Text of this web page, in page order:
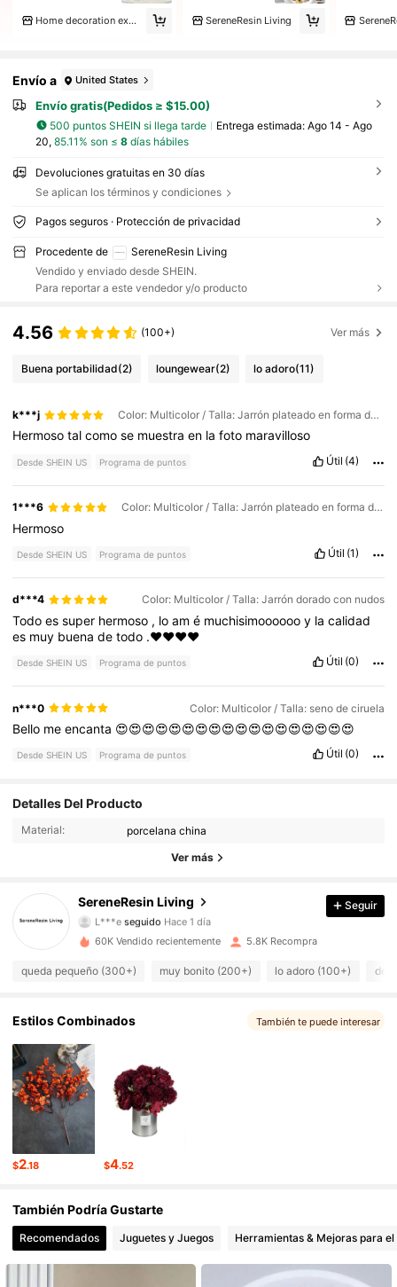
Home decoration experts SereneResin Living
Envío a United States
Envío gratis(Pedidos ≥ $15.00)
500 puntos SHEIN si llega tarde Entrega estimada: Ago 14 - Ago
20, 85.11% son ≤ 8días hábiles
Devoluciones gratuitas en 30 días
Se aplican los términos y condiciones
Pagos seguros · Protección de privacidad
Procedente de
SereneResin Living
Vendido y enviado desde SHEIN.
Para reportar a este vendedor y/o producto
4.56 (100+) Ver más
Buena portabilidad(2) loungewear(2) lo adoro(11)
k***j Color: Multicolor / Talla: Jarrón plateado en forma de O
Hermosotalcomose muestraen lafoto maravilloso
Desde SHEIN US Programa de puntos Útil (4)
1***6 Color: Multicolor / Talla: Jarrón plateado en forma de O
Hermoso
Desde SHEIN US Programa de puntos Útil (1)
d***4 Color: Multicolor / Talla: Jarrón dorado con nudos
Todoessuper hermoso , loamé muchisimooooooy lacalidad
es muy buenadetodo .❤️❤️❤️❤️
Desde SHEIN US Programa de puntos Útil (0)
n***0 Color: Multicolor / Talla: seno de ciruela
Bello meencanta 😍😍😍😍😍😍😍😍😍😍😍😍😍😍😍😍😍😍
Desde SHEIN US Programa de puntos Útil (0)
Detalles Del Producto
Material: porcelana china
Ver más
SereneResin Living
4.43 3.6K Seguidores
3.6K Seguidores
4.43 3.6K Seguidores
4.43 3.6K Seguidores
3.6K Seguidores
4.43 3.6K Seguidores
4.43 3.6K Seguidores
Seguir
60K Vendido recientemente 5.8K Recompra
queda pequeño (300+) muy bonito (200+) lo adoro (100+) de
Estilos Combinados También te puede interesar
$2.18 $4.52
También Podría Gustarte
Recomendados Juguetes y Juegos Herramientas & Mejoras para el